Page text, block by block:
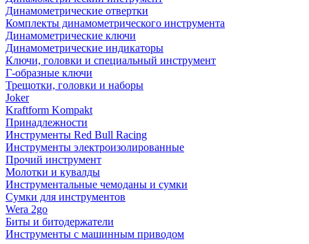
Динамометрические отвертки
Комплекты динамометрического инструмента
Динамометрические ключи
Динамометрические индикаторы
Ключи, головки и специальный инструмент
Г-образные ключи
Трещотки, головки и наборы
Joker
Kraftform Kompakt
Принадлежности
Инструменты Red Bull Racing
Инструменты электроизолированные
Прочий инструмент
Молотки и кувалды
Инструментальные чемоданы и сумки
Сумки для инструментов
Wera 2go
Биты и битодержатели
Инструменты с машинным приводом